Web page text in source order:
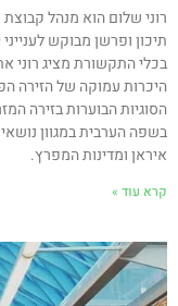
רוני שלום הוא מנהל
תיכון ופרשן מבוקש
בכלי התקשורת מציג רוני
היכרות עמוקה של הזירה
הסוגיות הבוערות בזירה
בשפה הערבית במגוון
איראן ומדינות המפרץ.
קרא עוד »